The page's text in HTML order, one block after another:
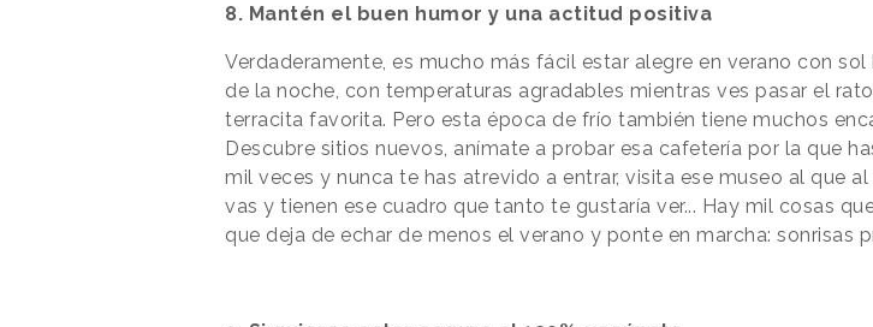
8. Mantén el buen humor y una actitud positiva
Verdaderamente, es mucho más fácil estar alegre en verano con sol
de la noche, con temperaturas agradables mientras ves pasar el
terracita favorita. Pero esta época de frío también tiene muchos
Descubre sitios nuevos, anímate a probar esa cafetería por la que
mil veces y nunca te has atrevido a entrar, visita ese museo al que
vas y tienen ese cuadro que tanto te gustaría ver... Hay mil cosas
que deja de echar de menos el verano y ponte en marcha: sonrisas